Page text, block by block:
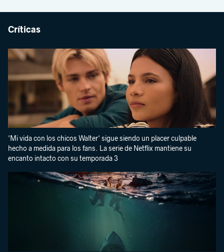
Críticas
'Mi vida con los chicos Walter' sigue siendo un placer culpable
hecho a medida para los fans. La serie de Netflix mantiene su
encanto intacto con su temporada 3